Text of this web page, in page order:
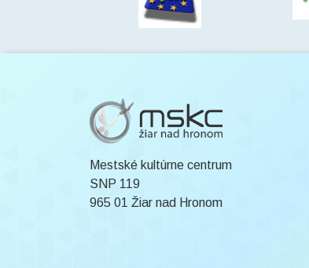
Mestské kultúrne centrum
SNP 119
965 01 Žiar nad Hronom